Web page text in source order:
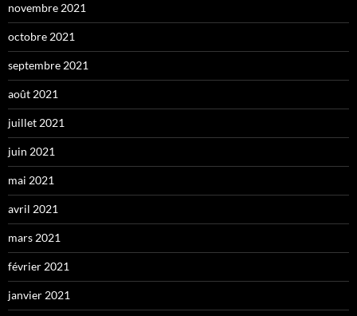
novembre 2021
octobre 2021
septembre 2021
août 2021
juillet 2021
juin 2021
mai 2021
avril 2021
mars 2021
février 2021
janvier 2021